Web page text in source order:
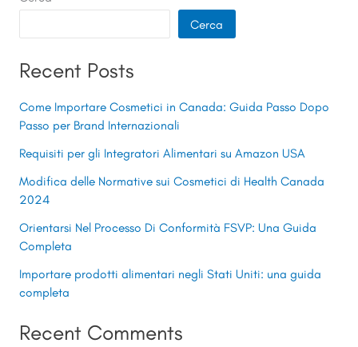
Cerca
Recent Posts
Come Importare Cosmetici in Canada: Guida Passo Dopo
Passo per Brand Internazionali
Requisiti per gli Integratori Alimentari su Amazon USA
Modifica delle Normative sui Cosmetici di Health Canada
2024
Orientarsi Nel Processo Di Conformità FSVP: Una Guida
Completa
Importare prodotti alimentari negli Stati Uniti: una guida
completa
Recent Comments